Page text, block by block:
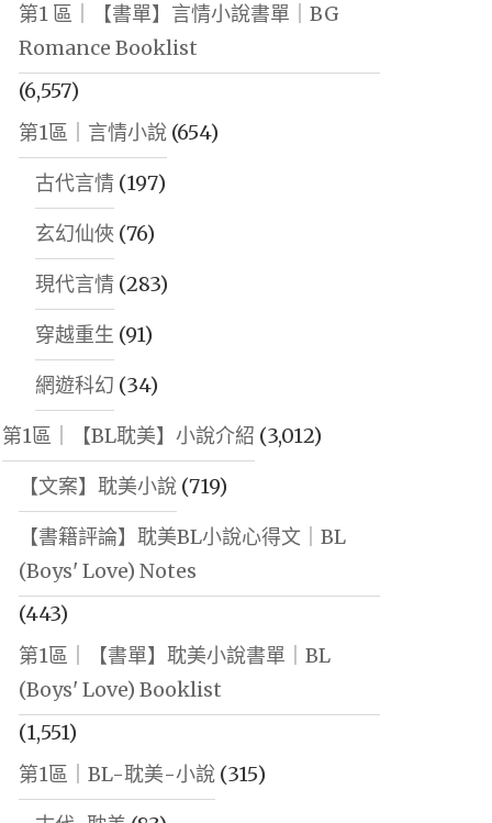
第1 區｜【書單】言情小說書單｜BG
Romance Booklist
(6,557)
第1區｜言情小說(654)
古代言情(197)
玄幻仙俠 (76)
現代言情(283)
穿越重生 (91)
網遊科幻 (34)
第1區｜【BL耽美】小說介紹 (3,012)
【文案】耽美小說(719)
【書籍評論】耽美BL小說心得文｜BL
(Boys' Love) Notes
(443)
第1區｜【書單】耽美小說書單｜BL
(Boys' Love) Booklist
(1,551)
第1區｜BL-耽美-小說(315)